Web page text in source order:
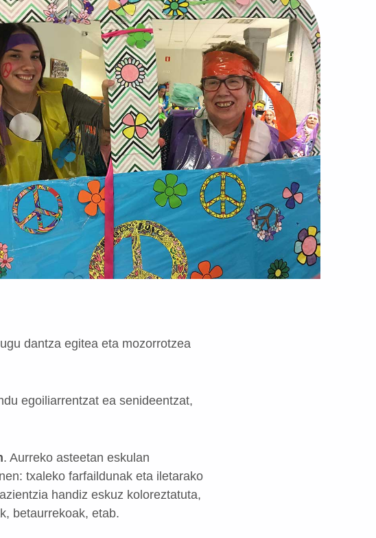
dantza egitea eta mozorrotzea
egoiliarrentzat ea senideentzat,
. Aurreko asteetan eskulan
txaleko farfaildunak eta iletarako
handiz eskuz koloreztatuta,
betaurrekoak, etab.